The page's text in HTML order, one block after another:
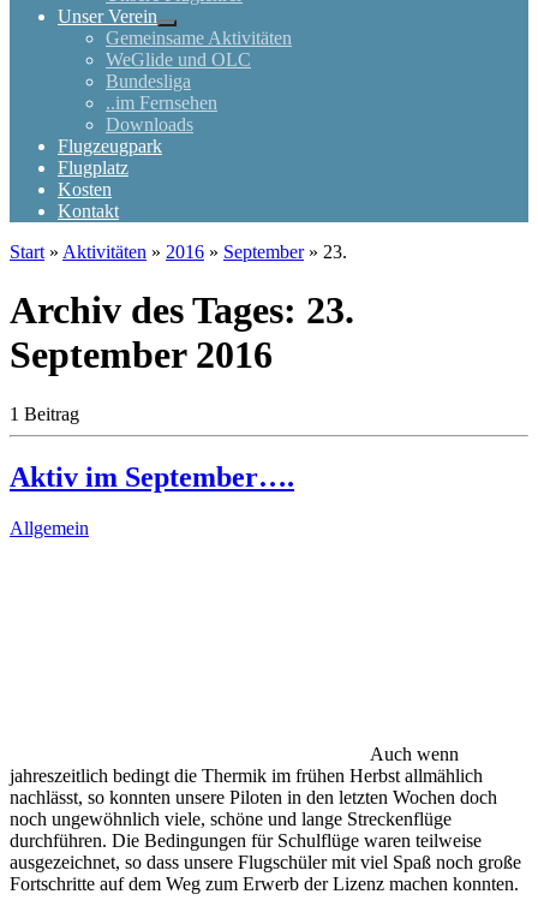
Unser Verein
Gemeinsame Aktivitäten
WeGlide und OLC
Bundesliga
..im Fernsehen
Downloads
Flugzeugpark
Flugplatz
Kosten
Kontakt
Start » Aktivitäten » 2016 » September » 23.
Archiv des Tages: 23.
September 2016
1 Beitrag
Aktiv im September….
Allgemein
Auch wenn
jahreszeitlich bedingt die Thermik im frühen Herbst allmählich
nachlässt, so konnten unsere Piloten in den letzten Wochen doch
noch ungewöhnlich viele, schöne und lange Streckenflüge
durchführen. Die Bedingungen für Schulflüge waren teilweise
ausgezeichnet, so dass unsere Flugschüler mit viel Spaß noch große
Fortschritte auf dem Weg zum Erwerb der Lizenz machen konnten.